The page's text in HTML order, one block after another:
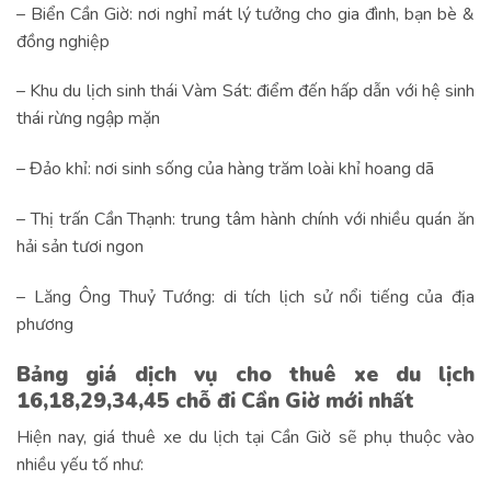
– Biển Cần Giờ: nơi nghỉ mát lý tưởng cho gia đình, bạn bè &
đồng nghiệp
– Khu du lịch sinh thái Vàm Sát: điểm đến hấp dẫn với hệ sinh
thái rừng ngập mặn
– Đảo khỉ: nơi sinh sống của hàng trăm loài khỉ hoang dã
– Thị trấn Cần Thạnh: trung tâm hành chính với nhiều quán ăn
hải sản tươi ngon
– Lăng Ông Thuỷ Tướng: di tích lịch sử nổi tiếng của địa
phương
Bảng giá dịch vụ cho thuê xe du lịch
16,18,29,34,45 chỗ đi Cần Giờ mới nhất
Hiện nay, giá thuê xe du lịch tại Cần Giờ sẽ phụ thuộc vào
nhiều yếu tố như: